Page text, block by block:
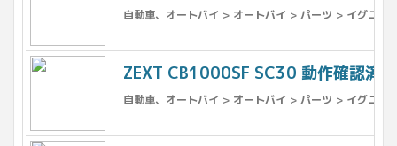
自動車、オートバイ > オートバイ > パーツ > イグニッ
ZEXT CB1000SF SC30 動作確認済
自動車、オートバイ > オートバイ > パーツ > イグニッ